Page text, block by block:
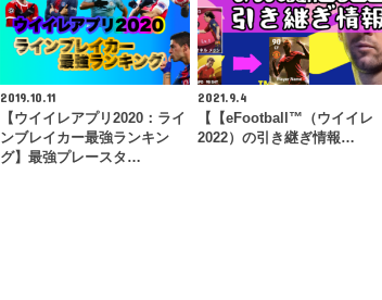
2019.10.11
【ウイイレアプリ2020：ライ
ンブレイカー最強ランキン
グ】最強プレースタ…
2021.9.4
【【eFootball™（ウイイレ
2022）の引き継ぎ情報…